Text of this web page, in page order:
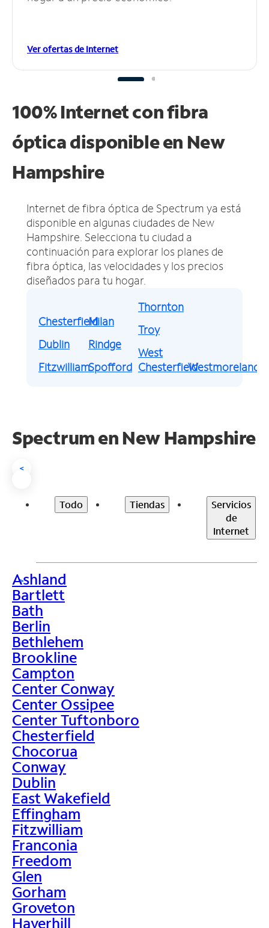
Ver ofertas de Internet
100% Internet con fibra
óptica disponible en New
Hampshire
Internet de fibra óptica de Spectrum ya está
disponible en algunas ciudades de New
Hampshire. Selecciona tu ciudad a
continuación para explorar los planes de
fibra óptica, las velocidades y los precios
diseñados para tu hogar.
Chesterfield
Dublin
Fitzwilliam
Milan
Rindge
Spofford
Thornton
Troy
West
ChesterfieldWestmoreland
Spectrum en New Hampshire
<
Todo Tiendas
Servicios
de
Internet
>
Ashland
Bartlett
Bath
Berlin
Bethlehem
Brookline
Campton
Center Conway
Center Ossipee
Center Tuftonboro
Chesterfield
Chocorua
Conway
Dublin
East Wakefield
Effingham
Fitzwilliam
Franconia
Freedom
Glen
Gorham
Groveton
Haverhill